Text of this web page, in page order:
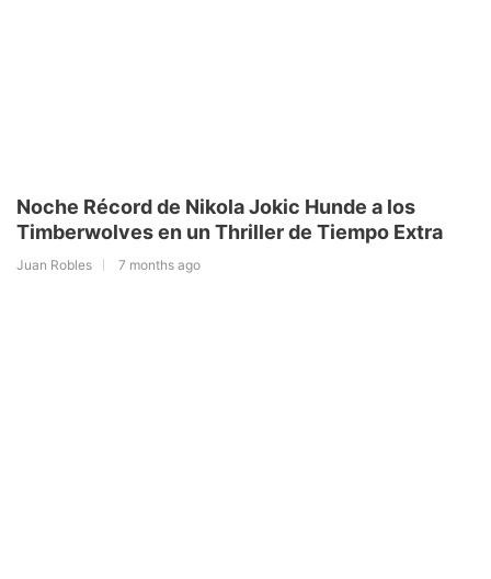
Noche Récord de Nikola Jokic Hunde a los
Timberwolves en un Thriller de Tiempo Extra
Juan Robles 7 months ago